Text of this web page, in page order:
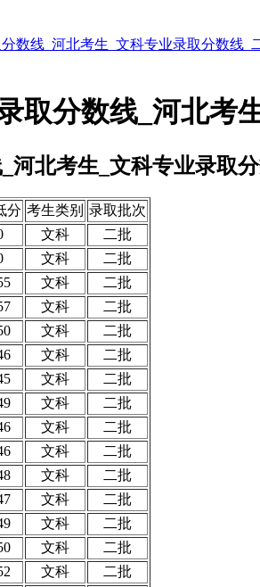
数线_河北考生_文科专业录取分数线_
取分数线_河北考
河北考生_文科专业录取
分 考生类别 录取批次
文科
二批
文科
二批
文科
二批
文科
二批
文科
二批
文科
二批
文科
二批
文科
二批
文科
二批
文科
二批
文科
二批
文科
二批
文科
二批
文科
二批
文科
二批